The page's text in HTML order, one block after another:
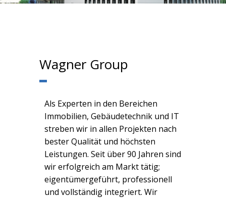
Wagner Group
Als Experten in den Bereichen
Immobilien, Gebäudetechnik und IT
streben wir in allen Projekten nach
bester Qualität und höchsten
Leistungen. Seit über 90 Jahren sind
wir erfolgreich am Markt tätig;
eigentümergeführt, professionell
und vollständig integriert. Wir